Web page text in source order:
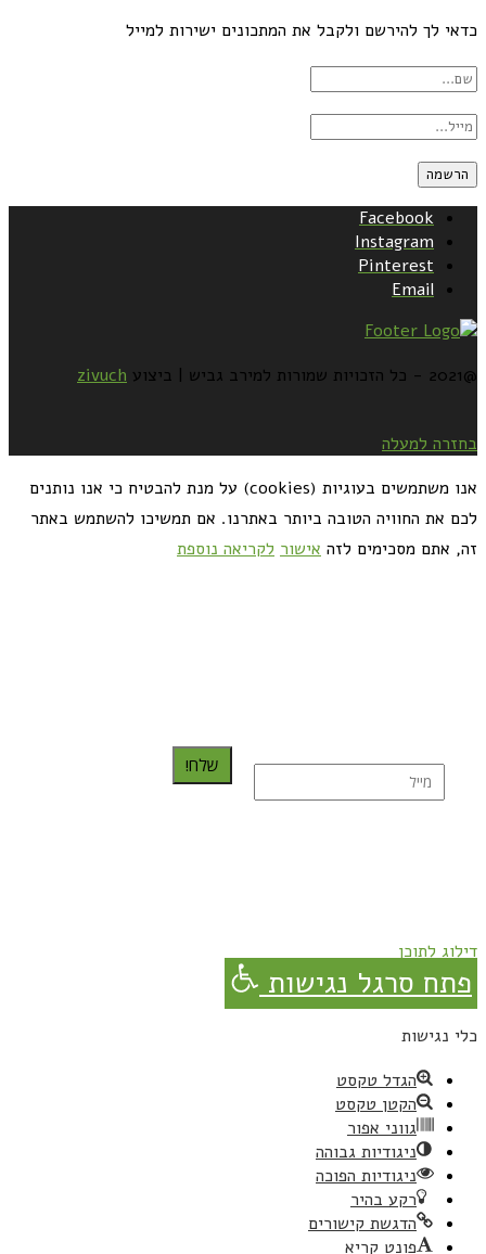
כדאי לך להירשם ולקבל את המתכונים ישירות למייל
Facebook
Instagram
Pinterest
Email
@2021 - כל הזכויות שמורות למירב גביש | ביצוע zivuch
בחזרה למעלה
אנו משתמשים בעוגיות (cookies) על מנת להבטיח כי אנו נותנים
לכם את החוויה הטובה ביותר באתרנו. אם תמשיכו להשתמש באתר
זה, אתם מסכימים לזה אישור לקריאה נוספת
שלח!
דילוג לתוכן
פתח סרגל נגישות
כלי נגישות
הגדל טקסט
הקטן טקסט
גווני אפור
ניגודיות גבוהה
ניגודיות הפוכה
רקע בהיר
הדגשת קישורים
פונט קריא